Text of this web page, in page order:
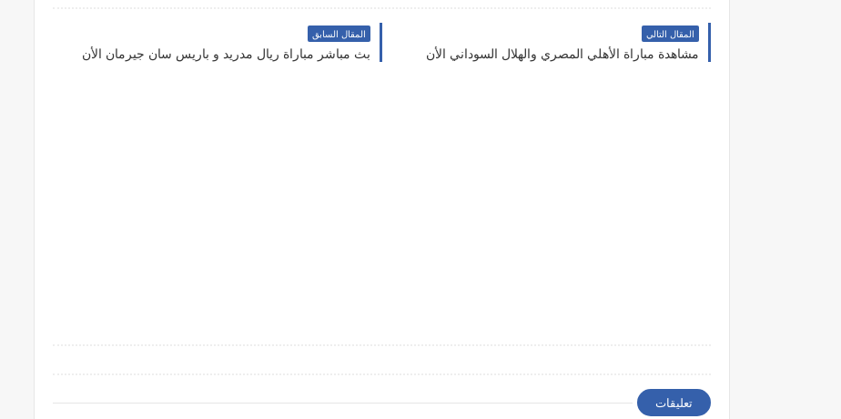
المقال التالي
مشاهدة مباراة الأهلي المصري والهلال السوداني الأن
المقال السابق
بث مباشر مباراة ريال مدريد و باريس سان جيرمان الأن
تعليقات